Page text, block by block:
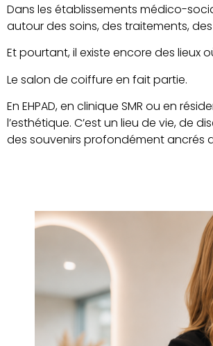
Dans les établissements médico-
autour des soins, des traitements,
Et pourtant, il existe encore des
Le salon de coiffure en fait partie.
En EHPAD, en clinique SMR ou en
l’esthétique. C’est un lieu de vie, de
des souvenirs profondément ancrés